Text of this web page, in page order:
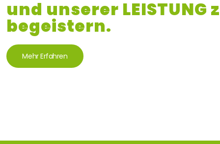
und unserer LEISTUNG
begeistern.
Mehr Erfahren